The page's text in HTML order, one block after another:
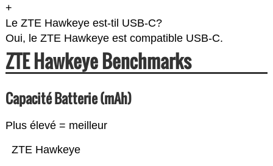
+
Le ZTE Hawkeye est-til USB-C?
Oui, le ZTE Hawkeye est compatible USB-C.
ZTE Hawkeye Benchmarks
Capacité Batterie (mAh)
Plus élevé = meilleur
ZTE Hawkeye